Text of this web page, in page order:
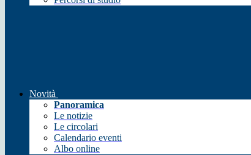
Novità
Panoramica
Le notizie
Le circolari
Calendario eventi
Albo online